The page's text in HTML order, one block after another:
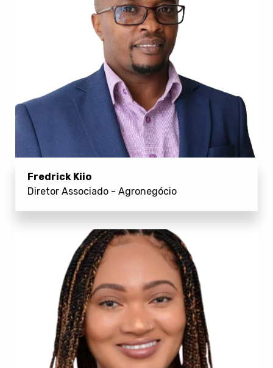
Fredrick Kiio
Diretor Associado - Agronegócio